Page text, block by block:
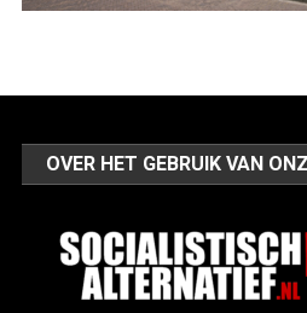
OVER HET GEBRUIK VAN